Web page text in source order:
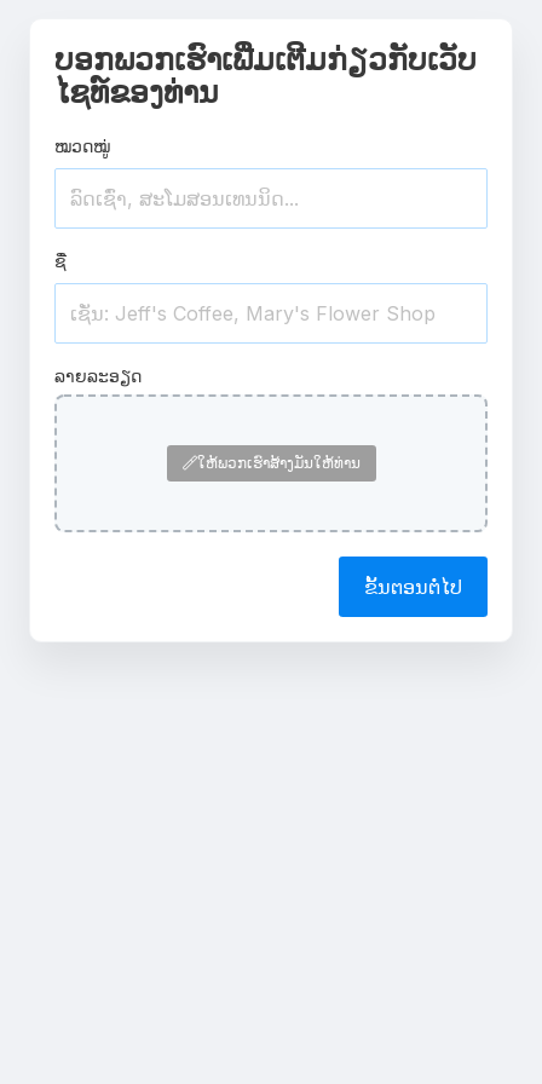
ບອກພວກເຮົາເພີ່ມເຕີມກ່ຽວກັບເວັບ
ໄຊທ໌ຂອງທ່ານ
ໝວດໝູ່
ຊື່
ລາຍລະອຽດ
ໃຫ້ພວກເຮົາສ້າງມັນໃຫ້ທ່ານ
ຂັ້ນຕອນຕໍ່ໄປ